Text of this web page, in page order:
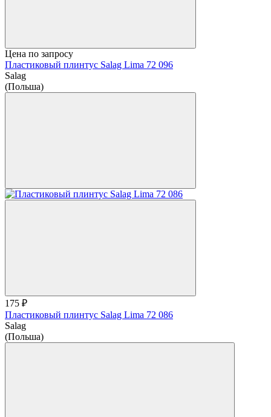
Цена по запросу
Пластиковый плинтус Salag Lima 72 096
Salag
(Польша)
175 ₽
Пластиковый плинтус Salag Lima 72 086
Salag
(Польша)